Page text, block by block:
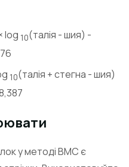
log 10(талія - шия) -
10(талія + стегна - шия)
у методі ВМС є